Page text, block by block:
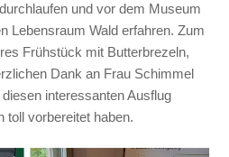
und vor dem Museum
Lebensraum Wald erfahren. Zum
Frühstück mit Butterbrezeln,
Dank an Frau Schimmel
interessanten Ausflug
toll vorbereitet haben.